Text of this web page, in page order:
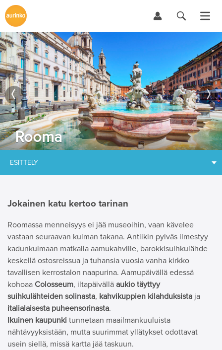
Rooma
ESITTELY
Jokainen katu kertoo tarinan
Roomassa menneisyys ei jää museoihin, vaan kävelee
vastaan seuraavan kulman takana. Antiikin pylväs ilmestyy
kadunkulmaan matkalla aamukahville, barokkisuihkulähde
keskellä ostosreissua ja tuhansia vuosia vanha kirkko
tavallisen kerrostalon naapurina. Aamupäivällä edessä
kohoaa Colosseum, iltapäivällä aukio täyttyy
suihkulähteiden solinasta, kahvikuppien kilahduksista ja
italialaisesta puheensorinasta.
Ikuinen kaupunki tunnetaan maailmankuuluista
nähtävyyksistään, mutta suurimmat yllätykset odottavat
usein siellä, missä kartta jää taskuun.